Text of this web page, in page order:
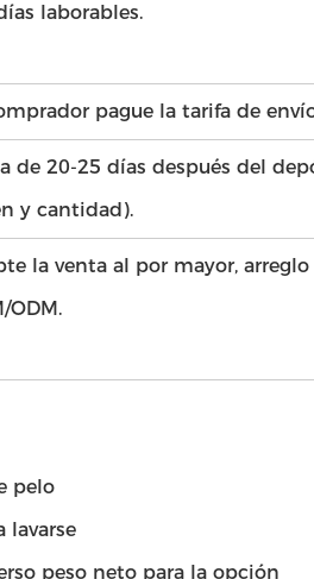
laborables.
pague la tarifa de
de 20-25 días después del
y cantidad).
la venta al por mayor,
ODM.
pelo
lavarse
peso neto para la opción